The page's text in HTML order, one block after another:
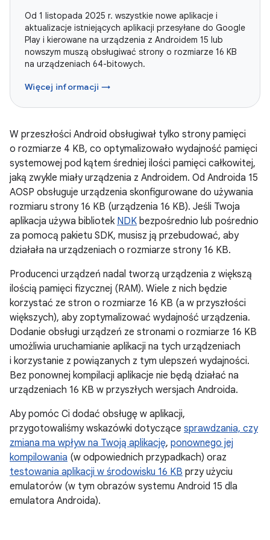
Od 1 listopada 2025 r. wszystkie nowe aplikacje i
aktualizacje istniejących aplikacji przesyłane do Google
Play i kierowane na urządzenia z Androidem 15 lub
nowszym muszą obsługiwać strony o rozmiarze 16 KB
na urządzeniach 64-bitowych.
Więcej informacji →
W przeszłości Android obsługiwał tylko strony pamięci
o rozmiarze 4 KB, co optymalizowało wydajność pamięci
systemowej pod kątem średniej ilości pamięci całkowitej,
jaką zwykle miały urządzenia z Androidem. Od Androida 15
AOSP obsługuje urządzenia skonfigurowane do używania
rozmiaru strony 16 KB (urządzenia 16 KB). Jeśli Twoja
aplikacja używa bibliotek NDK bezpośrednio lub pośrednio
za pomocą pakietu SDK, musisz ją przebudować, aby
działała na urządzeniach o rozmiarze strony 16 KB.
Producenci urządzeń nadal tworzą urządzenia z większą
ilością pamięci fizycznej (RAM). Wiele z nich będzie
korzystać ze stron o rozmiarze 16 KB (a w przyszłości
większych), aby zoptymalizować wydajność urządzenia.
Dodanie obsługi urządzeń ze stronami o rozmiarze 16 KB
umożliwia uruchamianie aplikacji na tych urządzeniach
i korzystanie z powiązanych z tym ulepszeń wydajności.
Bez ponownej kompilacji aplikacje nie będą działać na
urządzeniach 16 KB w przyszłych wersjach Androida.
Aby pomóc Ci dodać obsługę w aplikacji,
przygotowaliśmy wskazówki dotyczące sprawdzania, czy
zmiana ma wpływ na Twoją aplikację, ponownego jej
kompilowania (w odpowiednich przypadkach) oraz
testowania aplikacji w środowisku 16 KB przy użyciu
emulatorów (w tym obrazów systemu Android 15 dla
emulatora Androida).